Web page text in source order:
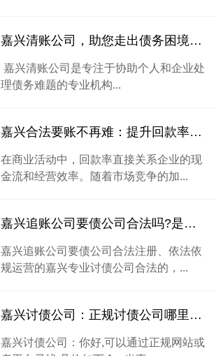
嘉兴清账公司，助您走出债务困境，迎接全新生活
嘉兴清账公司是专注于协助个人和企业处
理债务难题的专业机构...
嘉兴合法要账不再难：提升回款率的实用建议
在商业活动中，回款率直接关系企业的现
金流和经营效率。随着市场竞争的加...
嘉兴追账公司要债公司合法吗?是否可以信任
嘉兴追账公司要债公司合法注册、依法依
规运营的嘉兴专业讨债公司合法的，...
嘉兴讨债公司：正规讨债公司哪里找？
嘉兴讨债公司：你好,可以通过正规网站或